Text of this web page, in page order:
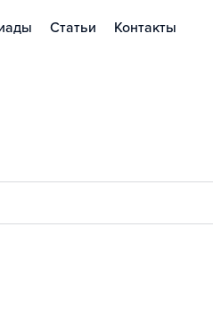
Статьи Контакты